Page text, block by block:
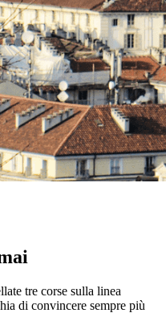
tre corse sulla linea
di convincere sempre più